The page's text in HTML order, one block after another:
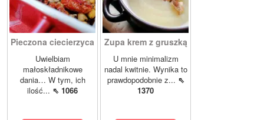
Pieczona ciecierzyca
Uwielbiam
małoskładnikowe
dania… W tym, ich
ilość... ⇖ 1066
Zupa krem z gruszką
U mnie minimalizm
nadal kwitnie. Wynika to
prawdopodobnie z... ⇖
1370